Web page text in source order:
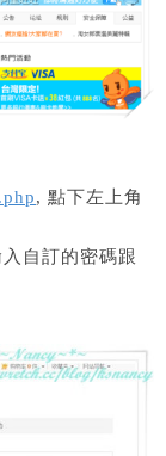
, 點下左上角
自訂的密碼跟